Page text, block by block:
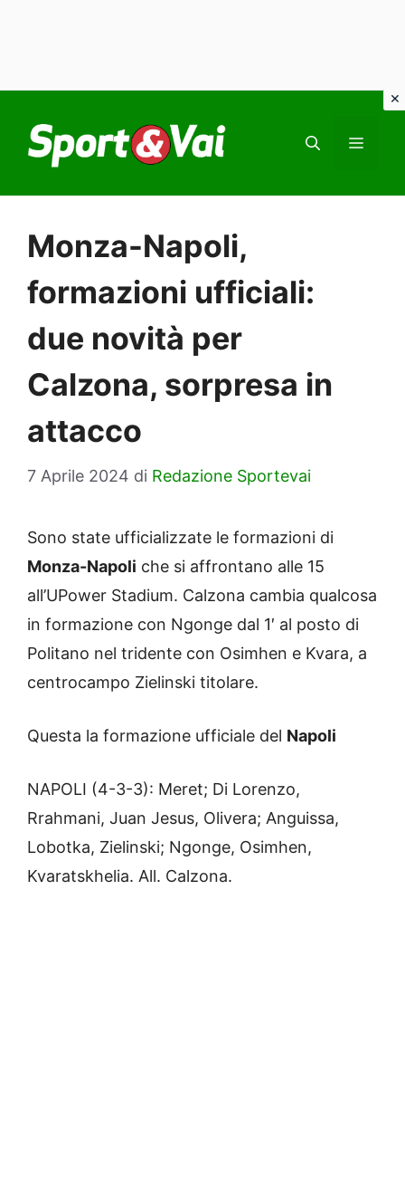
contenuto
Monza-Napoli,
formazioni ufficiali:
due novità per
Calzona, sorpresa in
attacco
7 Aprile 2024 di Redazione Sportevai
Sono state ufficializzate le formazioni di
Monza-Napoli che si affrontano alle 15
all’UPower Stadium. Calzona cambia qualcosa
in formazione con Ngonge dal 1′ al posto di
Politano nel tridente con Osimhen e Kvara, a
centrocampo Zielinski titolare.
Questa la formazione ufficiale del Napoli
NAPOLI (4-3-3): Meret; Di Lorenzo,
Rrahmani, Juan Jesus, Olivera; Anguissa,
Lobotka, Zielinski; Ngonge, Osimhen,
Kvaratskhelia. All. Calzona.